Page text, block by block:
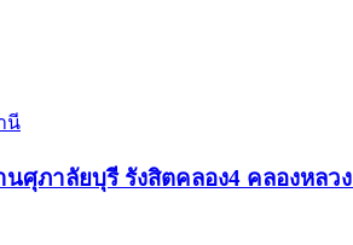
นี
ภาลัยบุรี รังสิตคลอง4 คลองหลวง